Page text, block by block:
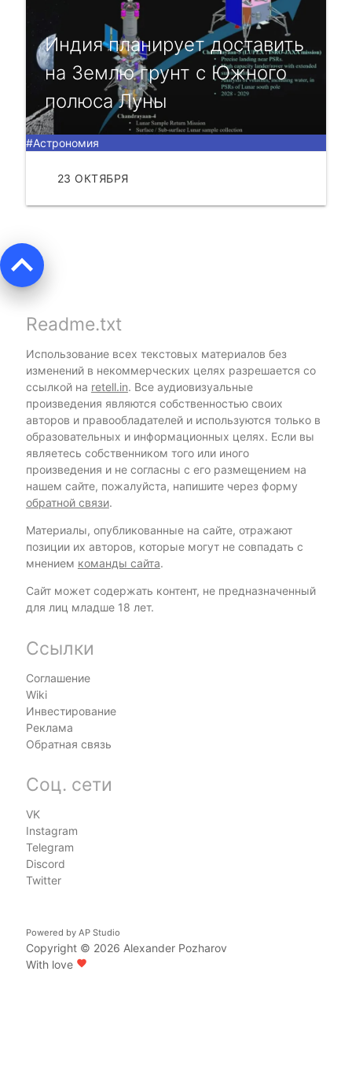
Индия планирует доставить
на Землю грунт с Южного
полюса Луны
#Астрономия
23 ОКТЯБРЯ
keyboard_arrow_up
Readme.txt
Использование всех текстовых материалов без
изменений в некоммерческих целях разрешается со
ссылкой на retell.in. Все аудиовизуальные
произведения являются собственностью своих
авторов и правообладателей и используются только в
образовательных и информационных целях. Если вы
являетесь собственником того или иного
произведения и не согласны с его размещением на
нашем сайте, пожалуйста, напишите через форму
обратной связи.
Материалы, опубликованные на сайте, отражают
позиции их авторов, которые могут не совпадать с
мнением команды сайта.
Сайт может содержать контент, не предназначенный
для лиц младше 18 лет.
Ссылки
Соглашение
Wiki
Инвестирование
Реклама
Обратная связь
Соц. сети
VK
Instagram
Telegram
Discord
Twitter
Powered by AP Studio
Copyright © 2026 Alexander Pozharov
With love favorite